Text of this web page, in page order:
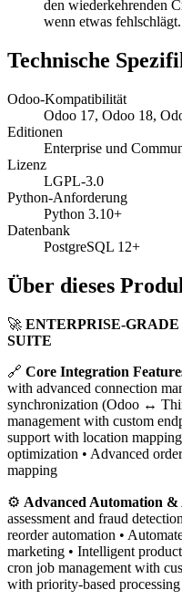
den wiederkehrenden
wenn etwas fehlschlägt.
Technische
Odoo-Kompatibilität
Odoo 17, Odoo 18,
Editionen
Enterprise und
Lizenz
LGPL-3.0
Python-Anforderung
Python 3.10+
Datenbank
PostgreSQL 12+
Über dieses
🚀 ENTERPRISE-
SUITE
🔗 Core Integration
with advanced connection
synchronization (Odoo ↔
management with custom
support with location
optimization • Advanced
mapping
⚙️ Advanced Automation
assessment and fraud
reorder automation •
marketing • Intelligent
cron job management with
with priority-based processing